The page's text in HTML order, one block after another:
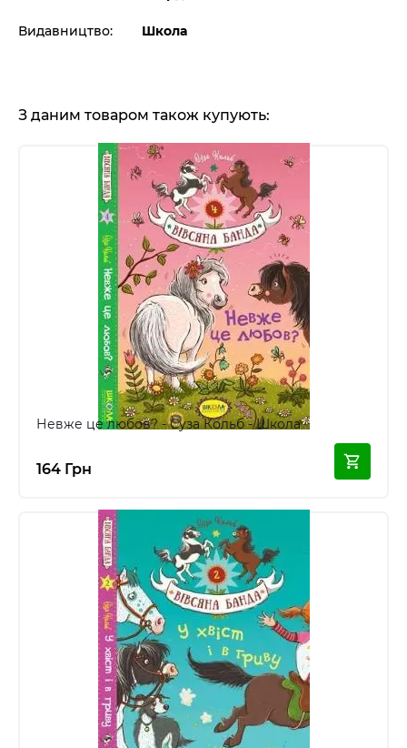
Видавництво: Школа
З даним товаром також купують:
Невже це любов? - Суза Кольб - Школа
164 Грн